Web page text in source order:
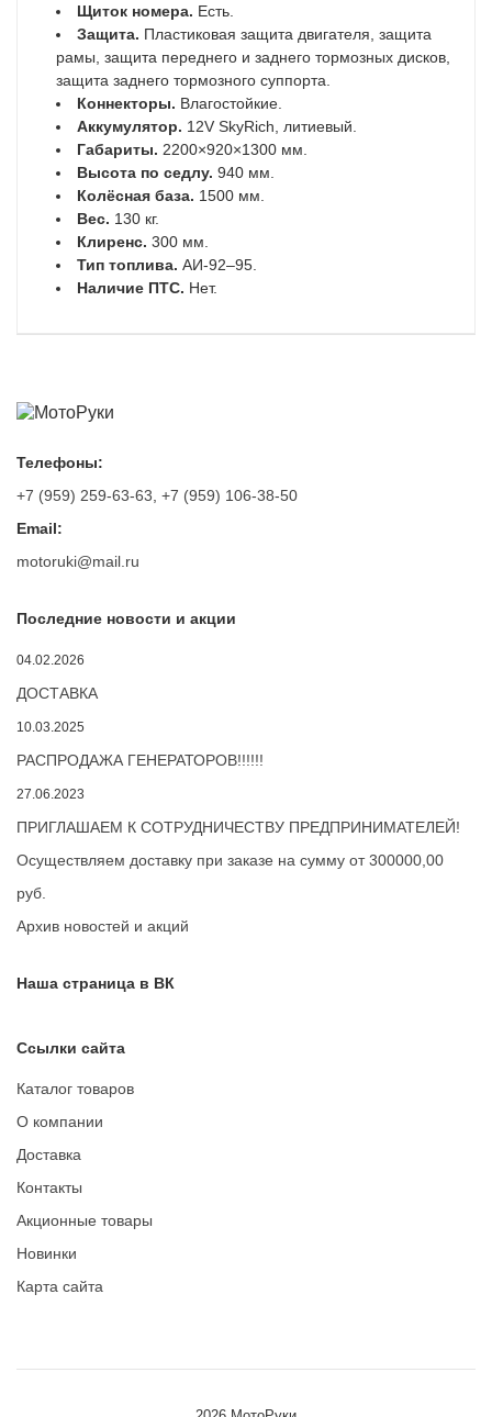
Щиток номера. Есть.
Защита. Пластиковая защита двигателя, защита
рамы, защита переднего и заднего тормозных дисков,
защита заднего тормозного суппорта.
Коннекторы. Влагостойкие.
Аккумулятор. 12V SkyRich, литиевый.
Габариты. 2200×920×1300 мм.
Высота по седлу. 940 мм.
Колёсная база. 1500 мм.
Вес. 130 кг.
Клиренс. 300 мм.
Тип топлива. АИ-92–95.
Наличие ПТС. Нет.
Телефоны:
+7 (959) 259-63-63 +7 (959) 106-38-50
Email:
motoruki@mail.ru
Последние новости и акции
04.02.2026
ДОСТАВКА
10.03.2025
РАСПРОДАЖА ГЕНЕРАТОРОВ!!!!!!
27.06.2023
ПРИГЛАШАЕМ К СОТРУДНИЧЕСТВУ ПРЕДПРИНИМАТЕЛЕЙ!
Осуществляем доставку при заказе на сумму от 300000,00
руб.
Архив новостей и акций
Наша страница в ВК
Ссылки сайта
Каталог товаров
О компании
Доставка
Контакты
Акционные товары
Новинки
Карта сайта